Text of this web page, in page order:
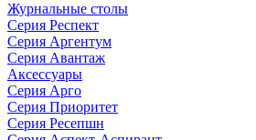
Журнальные столы
Серия Респект
Серия Аргентум
Серия Авантаж
Аксессуары
Серия Арго
Серия Приоритет
Серия Ресепшн